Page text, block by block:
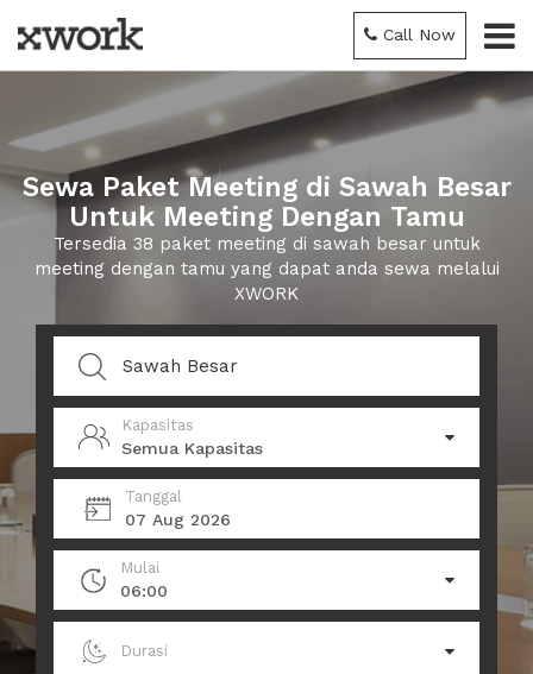
Call Now
Sewa Paket Meeting di Sawah Besar
Untuk Meeting Dengan Tamu
Tersedia 38 paket meeting di sawah besar untuk
meeting dengan tamu yang dapat anda sewa melalui
XWORK
Kapasitas
Semua Kapasitas
Tanggal
07 Aug 2026
Mulai
06:00
Durasi